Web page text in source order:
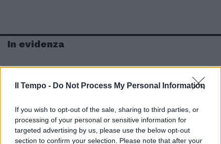
Il Tempo - Do Not Process My Personal Information
If you wish to opt-out of the sale, sharing to third parties, or
processing of your personal or sensitive information for
targeted advertising by us, please use the below opt-out
section to confirm your selection. Please note that after your
In evidenza